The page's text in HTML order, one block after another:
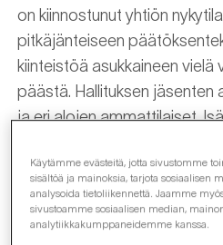
on kiinnostunut yhtiön
pitkäjänteiseen
kiinteistöä asukkaineen vielä
päästä. Hallituksen jäsenten
ja eri alojen ammattilaiset.
että jokainen päätös on
on riittävä tieto päätöksen
Taloyhtiön hallitus
Käytämme evästeitä, jotta sivustomme
sisältöä ja mainoksia, tarjota sosiaalisen
analysoida tietoliikennettä. Jaamme
sivustoamme sosiaalisen median,
analytiikkakumppaneidemme kanssa.